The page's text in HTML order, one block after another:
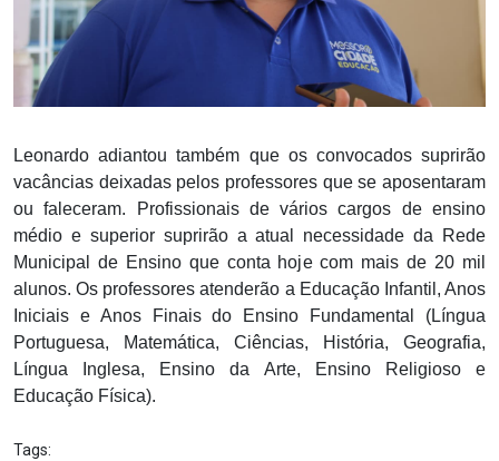
Leonardo adiantou também que os convocados suprirão
vacâncias deixadas pelos professores que se aposentaram
ou faleceram. Profissionais de vários cargos de ensino
médio e superior suprirão a atual necessidade da Rede
Municipal de Ensino que conta hoje com mais de 20 mil
alunos. Os professores atenderão a Educação Infantil, Anos
Iniciais e Anos Finais do Ensino Fundamental (Língua
Portuguesa, Matemática, Ciências, História, Geografia,
Língua Inglesa, Ensino da Arte, Ensino Religioso e
Educação Física).
Tags: